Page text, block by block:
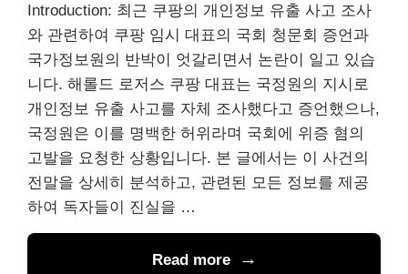
Introduction: 최근 쿠팡의 개인정보 유출 사고 조사
와 관련하여 쿠팡 임시 대표의 국회 청문회 증언과
국가정보원의 반박이 엇갈리면서 논란이 일고 있습
니다. 해롤드 로저스 쿠팡 대표는 국정원의 지시로
개인정보 유출 사고를 자체 조사했다고 증언했으나,
국정원은 이를 명백한 허위라며 국회에 위증 혐의
고발을 요청한 상황입니다. 본 글에서는 이 사건의
전말을 상세히 분석하고, 관련된 모든 정보를 제공
하여 독자들이 진실을 …
Read more